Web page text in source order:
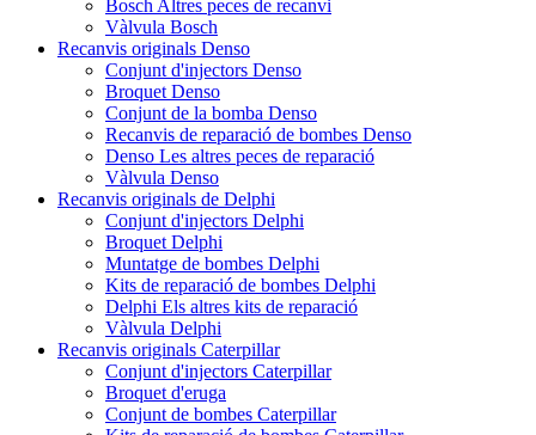
Bosch Altres peces de recanvi
Vàlvula Bosch
Recanvis originals Denso
Conjunt d'injectors Denso
Broquet Denso
Conjunt de la bomba Denso
Recanvis de reparació de bombes Denso
Denso Les altres peces de reparació
Vàlvula Denso
Recanvis originals de Delphi
Conjunt d'injectors Delphi
Broquet Delphi
Muntatge de bombes Delphi
Kits de reparació de bombes Delphi
Delphi Els altres kits de reparació
Vàlvula Delphi
Recanvis originals Caterpillar
Conjunt d'injectors Caterpillar
Broquet d'eruga
Conjunt de bombes Caterpillar